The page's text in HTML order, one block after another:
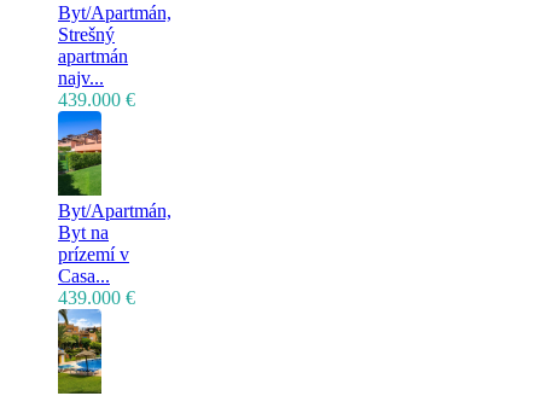
Byt/Apartmán,
Strešný
apartmán
najv...
439.000 €
Byt/Apartmán,
Byt na
prízemí v
Casa...
439.000 €